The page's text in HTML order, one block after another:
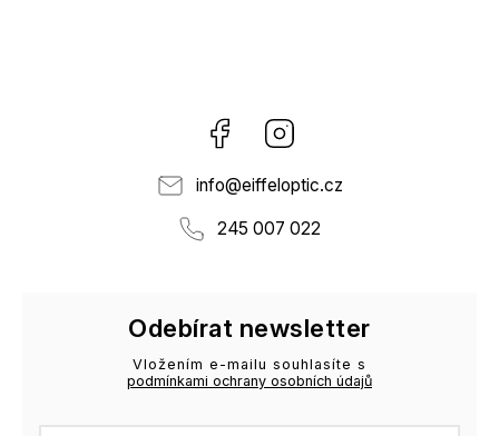
Facebook
info@eiffeloptic.cz
245 007 022
Odebírat newsletter
Vložením e-mailu souhlasíte s
podmínkami ochrany osobních údajů